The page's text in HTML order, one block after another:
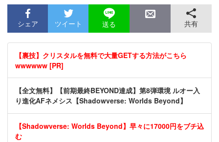
シェア ツイート 送る 共有
【裏技】クリスタルを無料で大量GETする方法がこちら
wwwwww [PR]
【全文無料】【前期最終BEYOND達成】第8弾環境 ルオー入
り進化AFネメシス【Shadowverse: Worlds Beyond】
【Shadowverse: Worlds Beyond】早々に17000円をブチ込
む